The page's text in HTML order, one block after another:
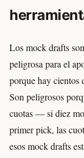
Los mock drafts
peligrosa para el
porque hay cientos
Son peligrosos
cuotas — si diez
primer pick, las
esos mock drafts